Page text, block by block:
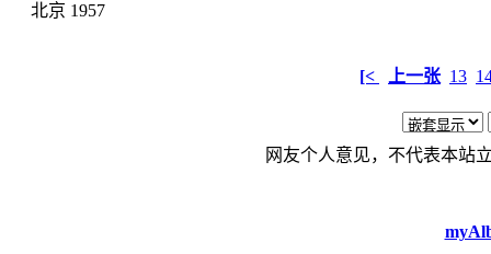
北京 1957
[< 上一张 13
网友个人意见，不代表本站